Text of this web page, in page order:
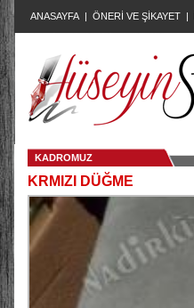
ANASAYFA | ÖNERİ VE ŞİKAYET |
KADROMUZ
KRMIZI DÜĞME